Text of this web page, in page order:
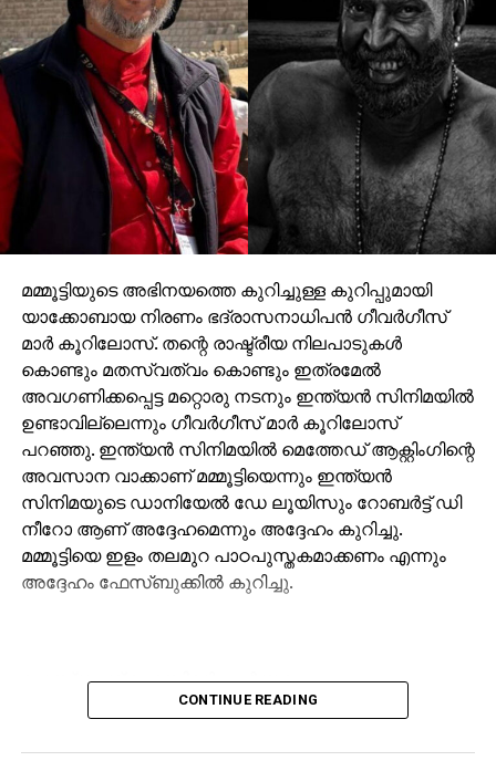
മമ്മൂട്ടിയുടെ അഭിനയത്തെ കുറിച്ചുള്ള കുറിപ്പുമായി
യാക്കോബായ നിരണം ഭദ്രാസനാധിപന്‍ ഗീവര്‍ഗീസ്
മാര്‍ കൂറിലോസ്. തന്റെ രാഷ്ട്രീയ നിലപാടുകള്‍
കൊണ്ടും മതസ്വത്വം കൊണ്ടും ഇത്രമേല്‍
അവഗണിക്കപ്പെട്ട മറ്റൊരു നടനും ഇന്ത്യന്‍ സിനിമയില്‍
ഉണ്ടാവില്ലെന്നും ഗീവര്‍ഗീസ് മാര്‍ കൂറിലോസ്
പറഞ്ഞു. ഇന്ത്യന്‍ സിനിമയില്‍ മെത്തേഡ് ആക്റ്റിംഗിന്റെ
അവസാന വാക്കാണ് മമ്മൂട്ടിയെന്നും ഇന്ത്യന്‍
സിനിമയുടെ ഡാനിയേല്‍ ഡേ ലൂയിസും റോബര്‍ട്ട് ഡി
നീറോ ആണ് അദ്ദേഹമെന്നും അദ്ദേഹം കുറിച്ചു.
മമ്മൂട്ടിയെ ഇളം തലമുറ പാഠപുസ്തകമാക്കണം എന്നും
അദ്ദേഹം ഫേസ്ബുക്കില്‍ കുറിച്ചു.
ഫേസ്ബുക്ക് പോസ്റ്റിന്റെ പൂർണരൂപം:
CONTINUE READING